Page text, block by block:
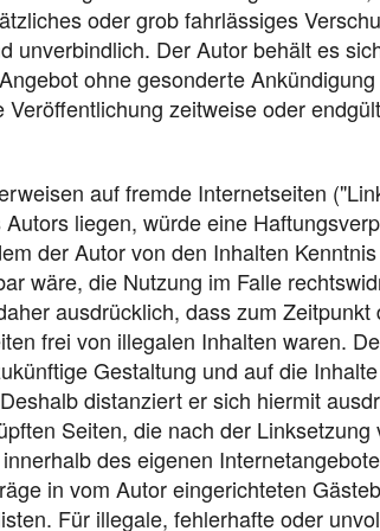
oder grob fahrlässiges
unverbindlich. Der Autor behält es
ohne gesonderte
zeitweise oder
auf fremde Internetseiten
liegen, würde eine
der Autor von den Inhalten
wäre, die Nutzung im Falle
ausdrücklich, dass zum Zeitpunkt
frei von illegalen Inhalten waren.
Gestaltung und auf die
distanziert er sich hiermit
Seiten, die nach der
des eigenen
in vom Autor eingerichteten
Für illegale, fehlerhafte oder